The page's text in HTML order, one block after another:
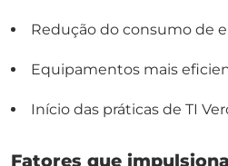
Redução do consumo de
Equipamentos mais
Início das práticas de TI
Fatores que